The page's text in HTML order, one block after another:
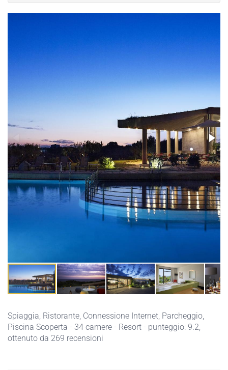
Spiaggia, Ristorante, Connessione Internet, Parcheggio,
Piscina Scoperta - 34 camere - Resort - punteggio: 9.2,
ottenuto da 269 recensioni